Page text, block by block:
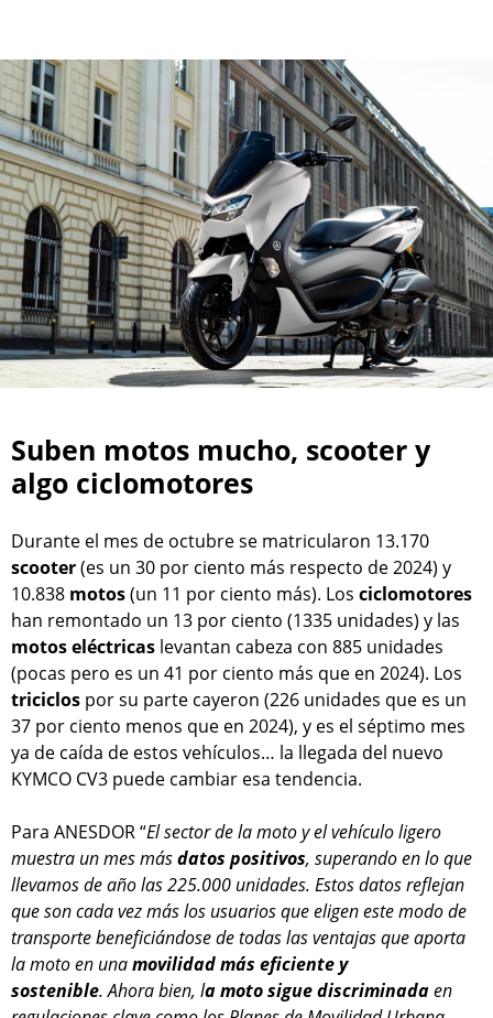
Suben motos mucho, scooter y
algo ciclomotores
Durante el mes de octubre se matricularon 13.170
scooter(es un 30 por ciento más respecto de 2024) y
10.838 motos(un 11 por ciento más). Los ciclomotores
han remontado un 13 por ciento (1335 unidades) y las
motos eléctricas levantan cabeza con 885 unidades
(pocas pero es un 41 por ciento más que en 2024). Los
triciclos por su parte cayeron (226 unidades que es un
37 por ciento menos que en 2024), y es el séptimo mes
ya de caída de estos vehículos… la llegada del nuevo
KYMCO CV3 puede cambiar esa tendencia.
Para ANESDOR “El sector de la moto y el vehículo ligero
muestra un mes másdatos positivos, superando en lo que
llevamos de año las 225.000 unidades. Estos datos reflejan
que son cada vez más los usuarios que eligen este modo de
transporte beneficiándose de todas las ventajas que aporta
la moto en unamovilidad más eficiente y
sostenible. Ahora bien, la moto sigue discriminadaen